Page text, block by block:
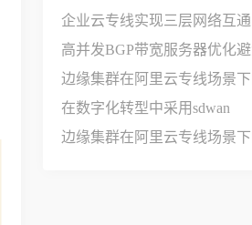
企业云专线实现三层网络互通
在数字化转型中采用sdwan